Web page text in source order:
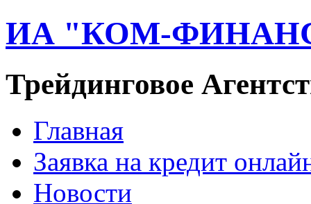
ИА "КОМ-
Трейдинговое
Главная
Заявка на кредит
Новости